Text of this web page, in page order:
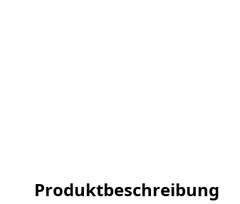
Produktbeschreibung